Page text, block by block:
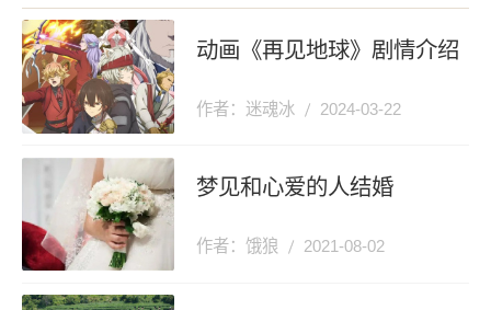
动画《再见地球》剧情介绍
作者：迷魂冰 2024-03-22
梦见和心爱的人结婚
作者：饿狼 2021-08-02